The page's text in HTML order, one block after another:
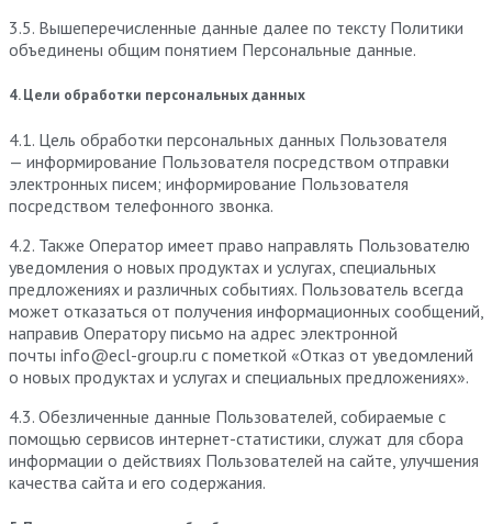
3.5. Вышеперечисленные данные далее по тексту Политики
объединены общим понятием Персональные данные.
4. Цели обработки персональных данных
4.1. Цель обработки персональных данных Пользователя
— информирование Пользователя посредством отправки
электронных писем; информирование Пользователя
посредством телефонного звонка.
4.2. Также Оператор имеет право направлять Пользователю
уведомления о новых продуктах и услугах, специальных
предложениях и различных событиях. Пользователь всегда
может отказаться от получения информационных сообщений,
направив Оператору письмо на адрес электронной
почты info@ecl-group.ru с пометкой «Отказ от уведомлений
о новых продуктах и услугах и специальных предложениях».
4.3. Обезличенные данные Пользователей, собираемые с
помощью сервисов интернет-статистики, служат для сбора
информации о действиях Пользователей на сайте, улучшения
качества сайта и его содержания.